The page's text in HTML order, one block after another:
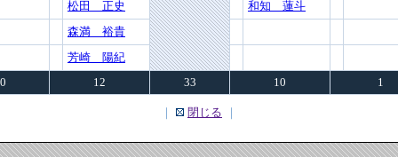
松田 正史
和知 蓮斗
森満 裕貴
芳崎 陽紀
0
12 33 10 1
｜ 閉じる ｜